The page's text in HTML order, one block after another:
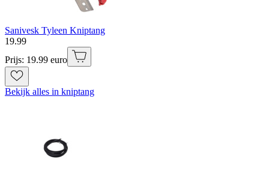
Sanivesk Tyleen Kniptang
19.99
Prijs: 19.99 euro
Bekijk alles in kniptang